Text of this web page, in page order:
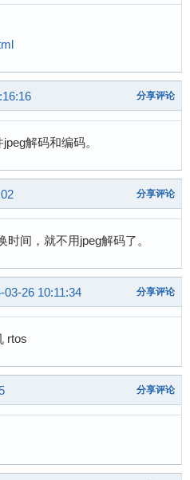
分享评论
解码和编码。
分享评论
间，就不用jpeg解码了。
03-26 10:11:34 分享评论
rtos
分享评论